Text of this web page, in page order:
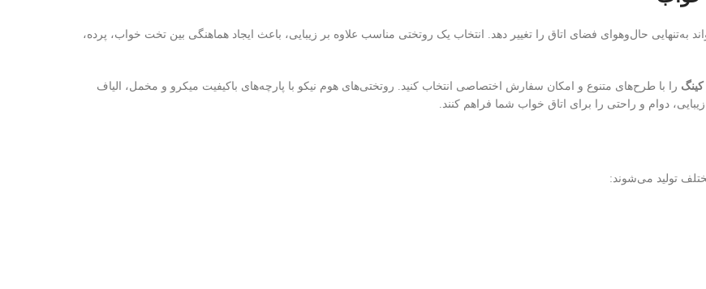
حال‌وهوای فضای اتاق را تغییر دهد. انتخاب یک روتختی مناسب علاوه بر زیبایی، باعث ایجاد هماهنگی بین تخت خواب، پرده،
را با طرح‌های متنوع و امکان سفارش اختصاصی انتخاب کنید. روتختی‌های هوم نیکو با پارچه‌های باکیفیت میکرو و مخمل، الیاف
دوام و راحتی را برای اتاق خواب شما فراهم کنند.
تولید می‌شوند: